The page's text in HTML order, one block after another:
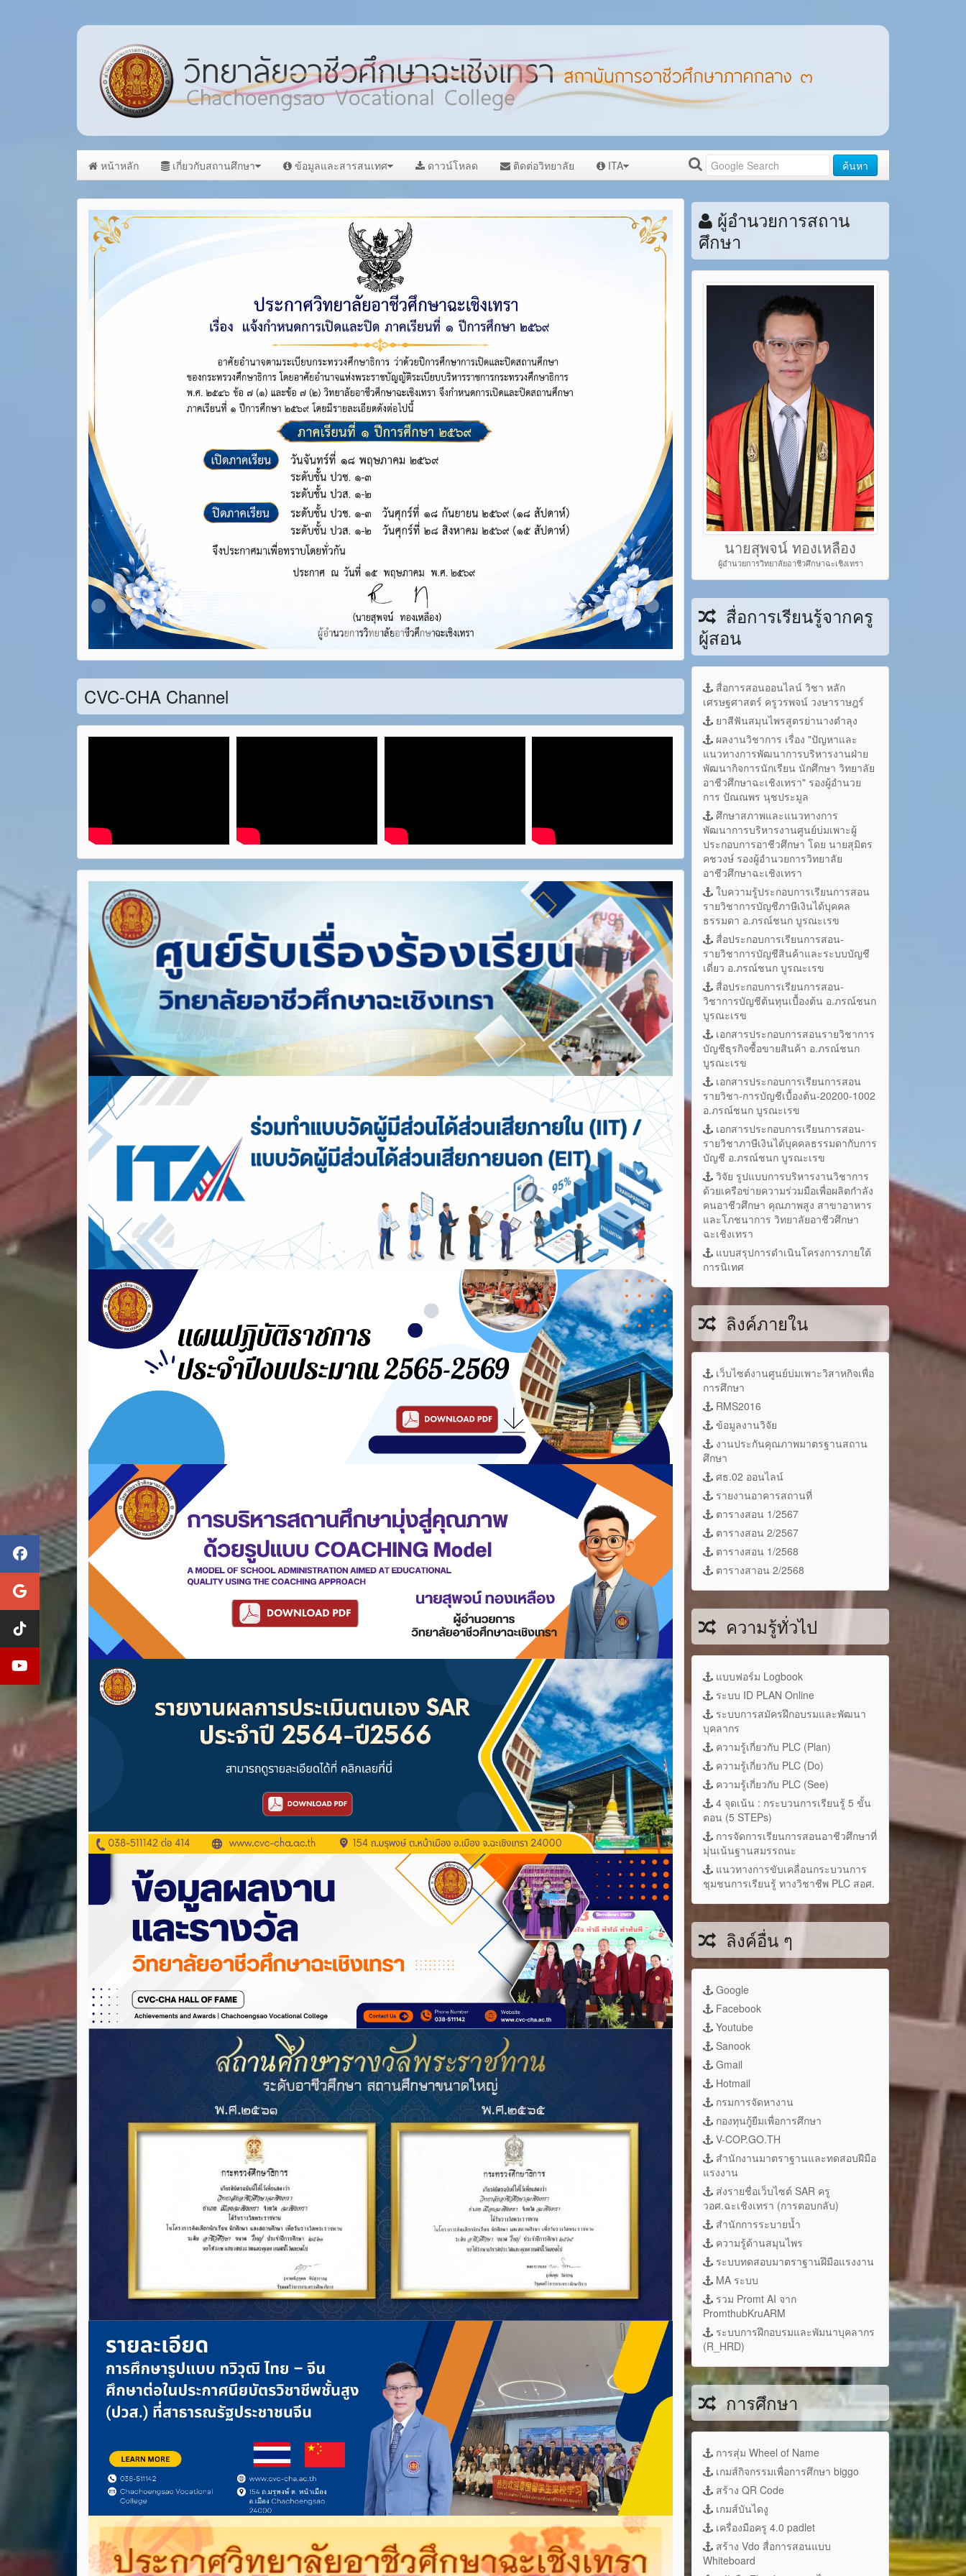
หน้าหลัก เกี่ยวกับสถานศึกษา ข้อมูลและสารสนเทศ ดาวน์โหลด ติดต่อวิทยาลัย ITA ค้นหา
Item 1Item 2Item 3 Item 11Item 12Item 13 Item 18Item 19Item 20Item 21Item 22Item 23
Item 24Item 25Item 26Item 27Item 28
CVC-CHA Channel
ผู้อำนวยการสถาน
ศึกษา
นายสุพจน์ ทองเหลือง
ผู้อำนวยการวิทยาลัยอาชีวศึกษาฉะเชิงเทรา
สื่อการเรียนรู้จากครู
ผู้สอน
สื่อการสอนออนไลน์ วิชา หลัก
เศรษฐศาสตร์ ครูวรพจน์ วงษาราษฎร์
ยาสีฟันสมุนไพรสูตรย่านางตำลุง
ผลงานวิชาการ เรื่อง "ปัญหาและ
แนวทางการพัฒนาการบริหารงานฝ่าย
พัฒนากิจการนักเรียน นักศึกษา วิทยาลัย
อาชีวศึกษาฉะเชิงเทรา" รองผู้อำนวย
การ ปัณณพร นุชประมูล
ศึกษาสภาพและแนวทางการ
พัฒนาการบริหารงานศูนย์บ่มเพาะผู้
ประกอบการอาชีวศึกษา โดย นายสุมิตร
คชวงษ์ รองผู้อำนวยการวิทยาลัย
อาชีวศึกษาฉะเชิงเทรา
ใบความรู้ประกอบการเรียนการสอน
รายวิชาการบัญชีภาษีเงินได้บุคคล
ธรรมดา อ.ภรณ์ชนก บูรณะเรข
สื่อประกอบการเรียนการสอน-
รายวิชาการบัญชีสินค้าและระบบบัญชี
เดี่ยว อ.ภรณ์ชนก บูรณะเรข
สื่อประกอบการเรียนการสอน-
วิชาการบัญชีต้นทุนเบื้องต้น อ.ภรณ์ชนก
บูรณะเรข
เอกสารประกอบการสอนรายวิชาการ
บัญชีธุรกิจซื้อขายสินค้า อ.ภรณ์ชนก
บูรณะเรข
เอกสารประกอบการเรียนการสอน
รายวิชา-การบัญชีเบื้องต้น-20200-1002
อ.ภรณ์ชนก บูรณะเรข
เอกสารประกอบการเรียนการสอน-
รายวิชาภาษีเงินได้บุคคลธรรมดากับการ
บัญชี อ.ภรณ์ชนก บูรณะเรข
วิจัย รูปแบบการบริหารงานวิชาการ
ด้วยเครือข่ายความร่วมมือเพื่อผลิตกำลัง
คนอาชีวศึกษา คุณภาพสูง สาขาอาหาร
และโภชนาการ วิทยาลัยอาชีวศึกษา
ฉะเชิงเทรา
แบบสรุปการดำเนินโครงการภายใต้
การนิเทศ
ลิงค์ภายใน
เว็บไซต์งานศูนย์บ่มเพาะวิสาหกิจเพื่อ
การศึกษา
RMS2016
ข้อมูลงานวิจัย
งานประกันคุณภาพมาตรฐานสถาน
ศึกษา
ศธ.02 ออนไลน์
รายงานอาคารสถานที่
ตารางสอน 1/2567
ตารางสอน 2/2567
ตารางสอน 1/2568
ตารางสาอน 2/2568
ความรู้ทั่วไป
แบบฟอร์ม Logbook
ระบบ ID PLAN Online
ระบบการสมัครฝึกอบรมและพัฒนา
บุคลากร
ความรู้เกี่ยวกับ PLC (Plan)
ความรู้เกี่ยวกับ PLC (Do)
ความรู้เกี่ยวกับ PLC (See)
4 จุดเน้น : กระบวนการเรียนรู้ 5 ขั้น
ตอน (5 STEPs)
การจัดการเรียนการสอนอาชีวศึกษาที่
มุ่นเน้นฐานสมรรถนะ
แนวทางการขับเคลื่อนกระบวนการ
ชุมชนการเรียนรู้ ทางวิชาชีพ PLC สอศ.
ลิงค์อื่น ๆ
Google
Facebook
Youtube
Sanook
Gmail
Hotmail
กรมการจัดหางาน
กองทุนกู้ยืมเพื่อการศึกษา
V-COP.GO.TH
สำนักงานมาตราฐานและทดสอบฝีมือ
แรงงาน
ส่งรายชื่อเว็บไซต์ SAR ครู
วอศ.ฉะเชิงเทรา (การตอบกลับ)
สำนักการระบายน้ำ
ความรู้ด้านสมุนไพร
ระบบทดสอบมาตราฐานฝึมือแรงงาน
MA ระบบ
รวม Promt AI จาก
PromthubKruARM
ระบบการฝึกอบรมและพัมนาบุคลากร
(R_HRD)
การศึกษา
การสุ่ม Wheel of Name
เกมส์กิจกรรมเพื่อการศึกษา biggo
สร้าง QR Code
เกมส์บันไดงู
เครื่องมือครู 4.0 padlet
สร้าง Vdo สื่อการสอนแบบ
Whiteboard